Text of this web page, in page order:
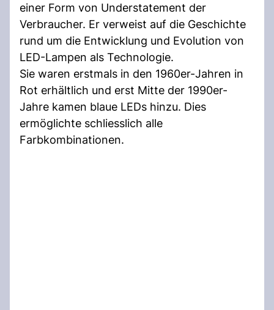
einer Form von Understatement der
Verbraucher. Er verweist auf die Geschichte
rund um die Entwicklung und Evolution von
LED-Lampen als Technologie.
Sie waren erstmals in den 1960er-Jahren in
Rot erhältlich und erst Mitte der 1990er-
Jahre kamen blaue LEDs hinzu. Dies
ermöglichte schliesslich alle
Farbkombinationen.